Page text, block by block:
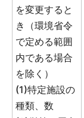
を変更すると
き（環境省令
で定める範囲
内である場合
を除く）
(1)特定施設の
種類、数